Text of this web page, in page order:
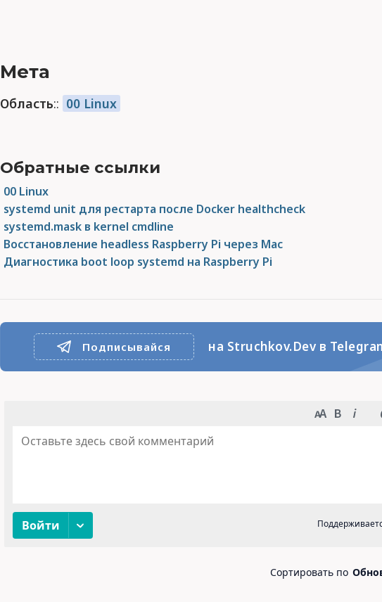
Мета
Область:: 00 Linux
Обратные ссылки
00 Linux
systemd unit для рестарта после Docker healthcheck
systemd.mask в kernel cmdline
Восстановление headless Raspberry Pi через Mac
Диагностика boot loop systemd на Raspberry Pi
Подписывайся на Struchkov.Dev в